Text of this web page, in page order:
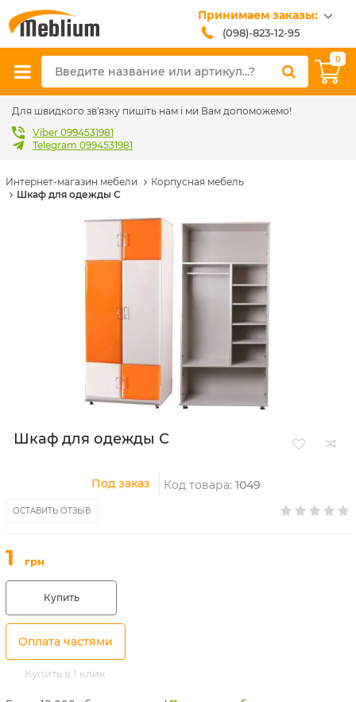
Принимаем заказы:
(098)-823-12-95
(099)-608-42-32
(093)-618-62-02
sales@meblium.com.ua
0
Для швидкого зв'язку пишіть нам і ми Вам допоможемо!
Viber 0994531981
Telegram 0994531981
Интернет-магазин мебели
Корпусная мебель
Шкаф для одежды С
Шкаф для одежды С
Под заказ Код товара: 1049
ОСТАВИТЬ ОТЗЫВ
1 грн
Купить
Оплата частями
Купить в 1 клик